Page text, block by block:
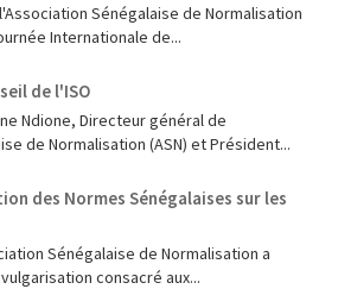
Sénégalaise de Normalisation
Internationale de...
de l'ISO
Ndione, Directeur général de
de Normalisation (ASN) et Président...
des Normes Sénégalaises sur les
Sénégalaise de Normalisation a
consacré aux...